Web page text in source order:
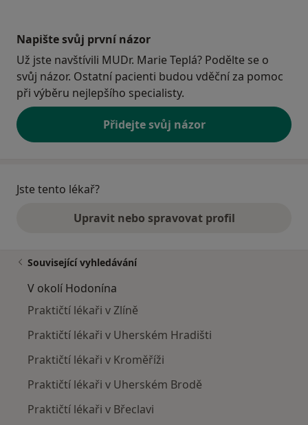
Napište svůj první názor
Už jste navštívili MUDr. Marie Teplá? Podělte se o
svůj názor. Ostatní pacienti budou vděční za pomoc
při výběru nejlepšího specialisty.
Přidejte svůj názor
Jste tento lékař?
Upravit nebo spravovat profil
Související vyhledávání
V okolí Hodonína
Praktičtí lékaři v Zlíně
Praktičtí lékaři v Uherském Hradišti
Praktičtí lékaři v Kroměříži
Praktičtí lékaři v Uherském Brodě
Praktičtí lékaři v Břeclavi